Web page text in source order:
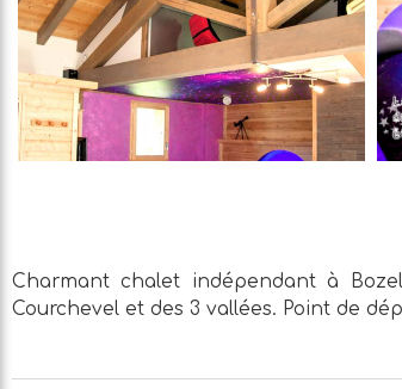
Charmant chalet indépendant à
Courchevel et des 3 vallées. Point de